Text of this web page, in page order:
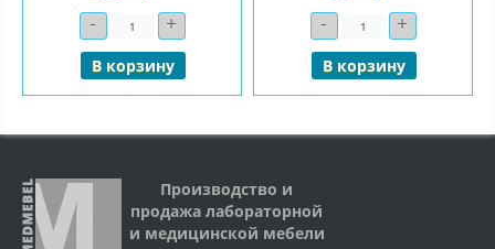
- Количество+
В корзину
- Количество+
В корзину
Производство и
продажа лабораторной
и медицинской мебели